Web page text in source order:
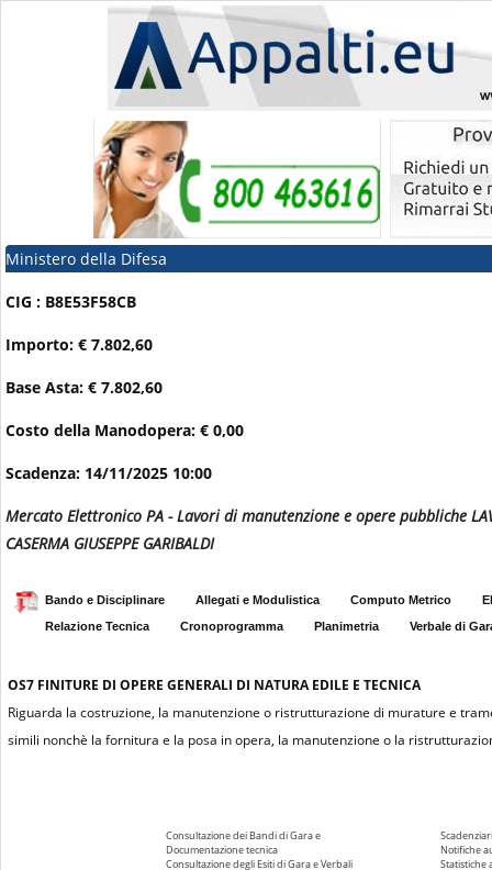
Ministero della Difesa
CIG : B8E53F58CB
Importo: € 7.802,60
Base Asta: € 7.802,60
Costo della Manodopera: € 0,00
Scadenza: 14/11/2025 10:00
Mercato Elettronico PA - Lavori di manutenzione e opere pubbliche
CASERMA GIUSEPPE GARIBALDI
Bando e Disciplinare Allegati e Modulistica Computo Metrico
Relazione Tecnica
Cronoprogramma Planimetria Verbale di
OS7 FINITURE DI OPERE GENERALI DI NATURA EDILE E TECNICA
Riguarda la costruzione, la manutenzione o ristrutturazione di murature e
simili nonchè la fornitura e la posa in opera, la manutenzione o la
Consultazione dei Bandi di Gara e
Documentazione tecnica
Consultazione degli Esiti di Gara e Verbali
Notifiche
Statistiche